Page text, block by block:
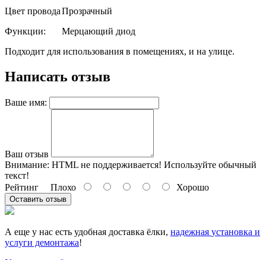
Цвет проводаПрозрачный
Функции:
Мерцающий диод
Подходит для использования в помещениях, и на улице.
Написать отзыв
Ваше имя:
Ваш отзыв
Внимание: HTML не поддерживается! Используйте обычный
текст!
Рейтинг Плохо Хорошо
Оставить отзыв
А еще у нас есть удобная доставка ёлки, надежная установка и
услуги демонтажа!